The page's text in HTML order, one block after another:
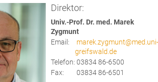
Direktor:
Univ.-Prof. Dr. med. Marek
Zygmunt
Email:
marek.zygmunt@med.uni-
greifswald.de
Telefon: 03834 86-6500
Fax:
03834 86-6501